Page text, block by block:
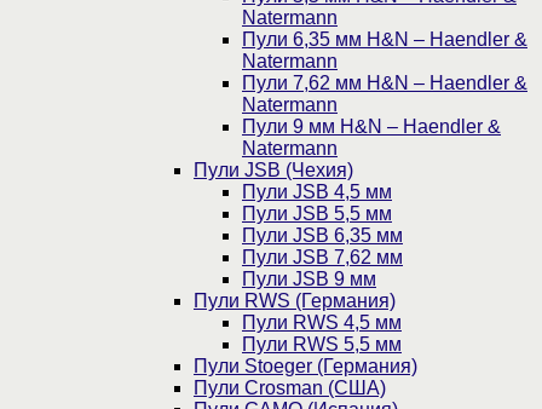
Natermann
Пули 6,35 мм H&N – Haendler &
Natermann
Пули 7,62 мм H&N – Haendler &
Natermann
Пули 9 мм H&N – Haendler &
Natermann
Пули JSB (Чехия)
Пули JSB 4,5 мм
Пули JSB 5,5 мм
Пули JSB 6,35 мм
Пули JSB 7,62 мм
Пули JSB 9 мм
Пули RWS (Германия)
Пули RWS 4,5 мм
Пули RWS 5,5 мм
Пули Stoeger (Германия)
Пули Crosman (США)